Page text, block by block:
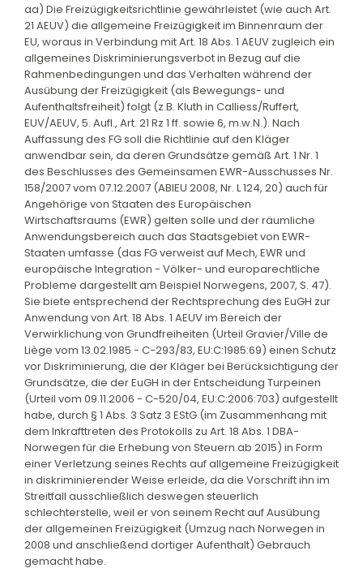
aa) Die Freizügigkeitsrichtlinie gewährleistet (wie auch Art.
21 AEUV) die allgemeine Freizügigkeit im Binnenraum der
EU, woraus in Verbindung mit Art. 18 Abs. 1 AEUV zugleich ein
allgemeines Diskriminierungsverbot in Bezug auf die
Rahmenbedingungen und das Verhalten während der
Ausübung der Freizügigkeit (als Bewegungs- und
Aufenthaltsfreiheit) folgt (z.B. Kluth in Calliess/Ruffert,
EUV/AEUV, 5. Aufl., Art. 21 Rz 1 ff. sowie 6, m.w.N.). Nach
Auffassung des FG soll die Richtlinie auf den Kläger
anwendbar sein, da deren Grundsätze gemäß Art. 1 Nr. 1
des Beschlusses des Gemeinsamen EWR-Ausschusses Nr.
158/2007 vom 07.12.2007 (ABlEU 2008, Nr. L 124, 20) auch für
Angehörige von Staaten des Europäischen
Wirtschaftsraums (EWR) gelten solle und der räumliche
Anwendungsbereich auch das Staatsgebiet von EWR-
Staaten umfasse (das FG verweist auf Mech, EWR und
europäische Integration - Völker- und europarechtliche
Probleme dargestellt am Beispiel Norwegens, 2007, S. 47).
Sie biete entsprechend der Rechtsprechung des EuGH zur
Anwendung von Art. 18 Abs. 1 AEUV im Bereich der
Verwirklichung von Grundfreiheiten (Urteil Gravier/Ville de
Liège vom 13.02.1985 - C-293/83, EU:C:1985:69) einen Schutz
vor Diskriminierung, die der Kläger bei Berücksichtigung der
Grundsätze, die der EuGH in der Entscheidung Turpeinen
(Urteil vom 09.11.2006 - C-520/04, EU:C:2006:703) aufgestellt
habe, durch § 1 Abs. 3 Satz 3 EStG (im Zusammenhang mit
dem Inkrafttreten des Protokolls zu Art. 18 Abs. 1 DBA-
Norwegen für die Erhebung von Steuern ab 2015) in Form
einer Verletzung seines Rechts auf allgemeine Freizügigkeit
in diskriminierender Weise erleide, da die Vorschrift ihn im
Streitfall ausschließlich deswegen steuerlich
schlechterstelle, weil er von seinem Recht auf Ausübung
der allgemeinen Freizügigkeit (Umzug nach Norwegen in
2008 und anschließend dortiger Aufenthalt) Gebrauch
gemacht habe.